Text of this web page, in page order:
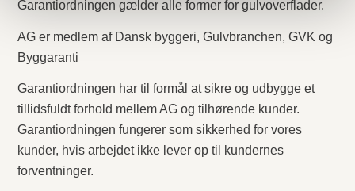
Garantiordningen gælder alle former for gulvoverflader.
AG er medlem af Dansk byggeri, Gulvbranchen, GVK og
Byggaranti
Garantiordningen har til formål at sikre og udbygge et
tillidsfuldt forhold mellem AG og tilhørende kunder.
Garantiordningen fungerer som sikkerhed for vores
kunder, hvis arbejdet ikke lever op til kundernes
forventninger.